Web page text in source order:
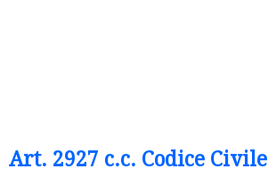
Art. 2927 c.c. Codice Civile